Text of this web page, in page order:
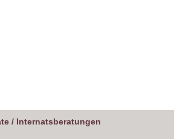
/ Internatsberatungen